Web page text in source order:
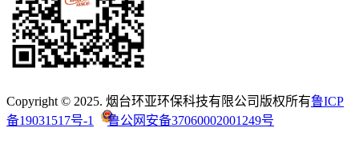
Copyright © 2025. 烟台环亚环保科技有限公司版权所有鲁ICP
备19031517号-1
鲁公网安备37060002001249号